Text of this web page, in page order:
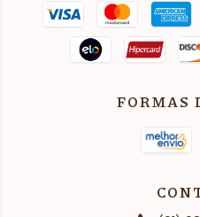
FORMAS